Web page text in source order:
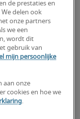
Robert
om als
slag te gaan.
zijn en
toont
snakt
de prestaties en
delen ook
onze partners
we een
wordt dit
gebruik van
mijn persoonlijke
aan onze
cookies en hoe we
.